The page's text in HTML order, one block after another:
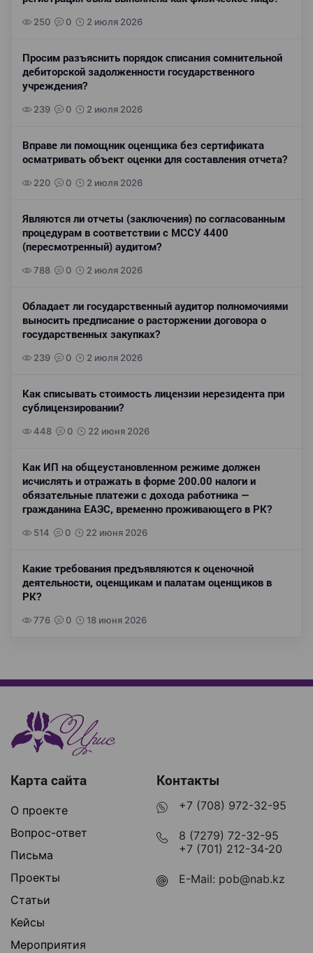
250 0 2 июля 2026
Просим разъяснить порядок списания сомнительной
дебиторской задолженности государственного
учреждения?
239 0 2 июля 2026
Вправе ли помощник оценщика без сертификата
осматривать объект оценки для составления отчета?
220 0 2 июля 2026
Являются ли отчеты (заключения) по согласованным
процедурам в соответствии с МССУ 4400
(пересмотренный) аудитом?
788 0 2 июля 2026
Обладает ли государственный аудитор полномочиями
выносить предписание о расторжении договора о
государственных закупках?
239 0 2 июля 2026
Как списывать стоимость лицензии нерезидента при
сублицензировании?
448 0 22 июня 2026
Как ИП на общеустановленном режиме должен
исчислять и отражать в форме 200.00 налоги и
обязательные платежи с дохода работника —
гражданина ЕАЭС, временно проживающего в РК?
514 0 22 июня 2026
Какие требования предъявляются к оценочной
деятельности, оценщикам и палатам оценщиков в
РК?
776 0 18 июня 2026
Карта сайта
О проекте
Вопрос-ответ
Письма
Проекты
Статьи
Кейсы
Мероприятия
Контакты
+7 (708) 972-32-95
8 (7279) 72-32-95
+7 (701) 212-34-20
E-Mail: pob@nab.kz